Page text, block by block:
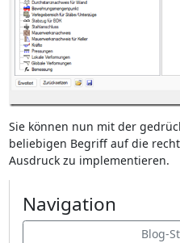
Sie können nun mit der
beliebigen Begriff auf die
Ausdruck zu implementieren.
Navigation
Blog-